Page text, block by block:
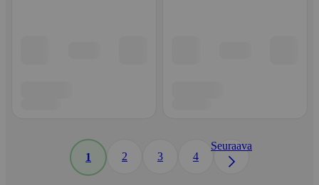
1 2 3 4
Seuraava